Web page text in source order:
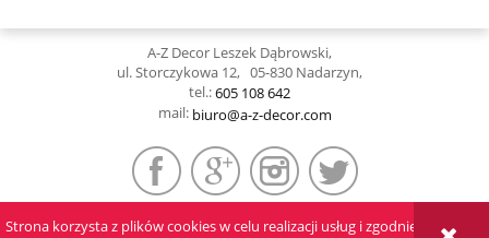
Strona korzysta z plików cookies w celu realizacji usług i zgodnie z
A-Z Decor Leszek Dąbrowski,
ul. Storczykowa 12, 05-830 Nadarzyn,
tel.:605 108 642
mail: biuro@a-z-decor.com